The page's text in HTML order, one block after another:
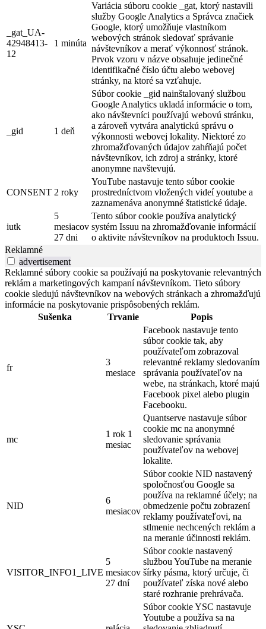
_gat_UA-
42948413-
12
1 minúta
Variácia súboru cookie _gat, ktorý nastavili
služby Google Analytics a Správca značiek
Google, ktorý umožňuje vlastníkom
webových stránok sledovať správanie
návštevníkov a merať výkonnosť stránok.
Prvok vzoru v názve obsahuje jedinečné
identifikačné číslo účtu alebo webovej
stránky, na ktoré sa vzťahuje.
_gid 1 deň
Súbor cookie _gid nainštalovaný službou
Google Analytics ukladá informácie o tom,
ako návštevníci používajú webovú stránku,
a zároveň vytvára analytickú správu o
výkonnosti webovej lokality. Niektoré zo
zhromažďovaných údajov zahŕňajú počet
návštevníkov, ich zdroj a stránky, ktoré
anonymne navštevujú.
CONSENT 2 roky
YouTube nastavuje tento súbor cookie
prostredníctvom vložených videí youtube a
zaznamenáva anonymné štatistické údaje.
iutk
5
mesiacov
27 dni
Tento súbor cookie používa analytický
systém Issuu na zhromažďovanie informácií
o aktivite návštevníkov na produktoch Issuu.
Reklamné
advertisement
Reklamné súbory cookie sa používajú na poskytovanie relevantných
reklám a marketingových kampaní návštevníkom. Tieto súbory
cookie sledujú návštevníkov na webových stránkach a zhromažďujú
informácie na poskytovanie prispôsobených reklám.
Sušenka
Trvanie Popis
fr
3
mesiace
Facebook nastavuje tento
súbor cookie tak, aby
používateľom zobrazoval
relevantné reklamy sledovaním
správania používateľov na
webe, na stránkach, ktoré majú
Facebook pixel alebo plugin
Facebooku.
mc
1 rok 1
mesiac
Quantserve nastavuje súbor
cookie mc na anonymné
sledovanie správania
používateľov na webovej
lokalite.
NID
6
mesiacov
Súbor cookie NID nastavený
spoločnosťou Google sa
používa na reklamné účely; na
obmedzenie počtu zobrazení
reklamy používateľovi, na
stlmenie nechcených reklám a
na meranie účinnosti reklám.
VISITOR_INFO1_LIVE
5
mesiacov
27 dní
Súbor cookie nastavený
službou YouTube na meranie
šírky pásma, ktorý určuje, či
používateľ získa nové alebo
staré rozhranie prehrávača.
Súbor cookie YSC nastavuje
Youtube a používa sa na